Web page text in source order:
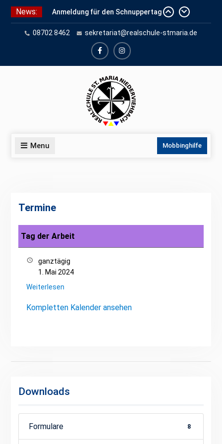
Skip
content
News:
Anmeldung für den Schnuppertag
und Anmeldeunterlagen
Schuleinschreibung 2026
Schnuppertag 2026
08702 8462 sekretariat@realschule-stmaria.de
facebookinstagram
Menu Mobbinghilfe
Termine
Tag der Arbeit
ganztägig
1. Mai 2024
Weiterlesen
Kompletten Kalender ansehen
Downloads
Formulare 8